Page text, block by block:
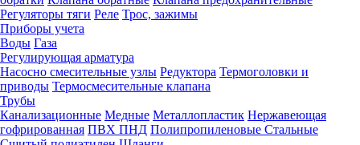
Регуляторы тяги Реле Трос, зажимы
Приборы учета
Воды Газа
Регулирующая арматура
Насосно смесительные узлы Редуктора Термоголовки и
приводы Термосмесительные клапана
Трубы
Канализационные Медные Металлопластик Нержавеющая
гофрированная ПВХ ПНД Полипропиленовые Стальные